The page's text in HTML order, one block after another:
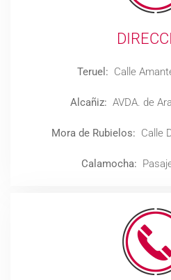
Teruel: Calle
Alcañiz: AVDA. de
Mora de Rubielos: Calle
Calamocha: